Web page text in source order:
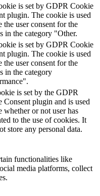
is set by GDPR Cookie
plugin. The cookie is used
the user consent for the
in the category "Other.
is set by GDPR Cookie
plugin. The cookie is used
the user consent for the
in the category
is set by the GDPR
Consent plugin and is used
whether or not user has
to the use of cookies. It
store any personal data.
functionalities like
media platforms, collect